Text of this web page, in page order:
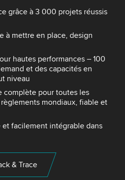
grâce à 3 000 projets réussis
à mettre en place, design
hautes performances – 100
et des capacités en
niveau
complète pour toutes les
mondiaux, fiable et
facilement intégrable dans
& Trace